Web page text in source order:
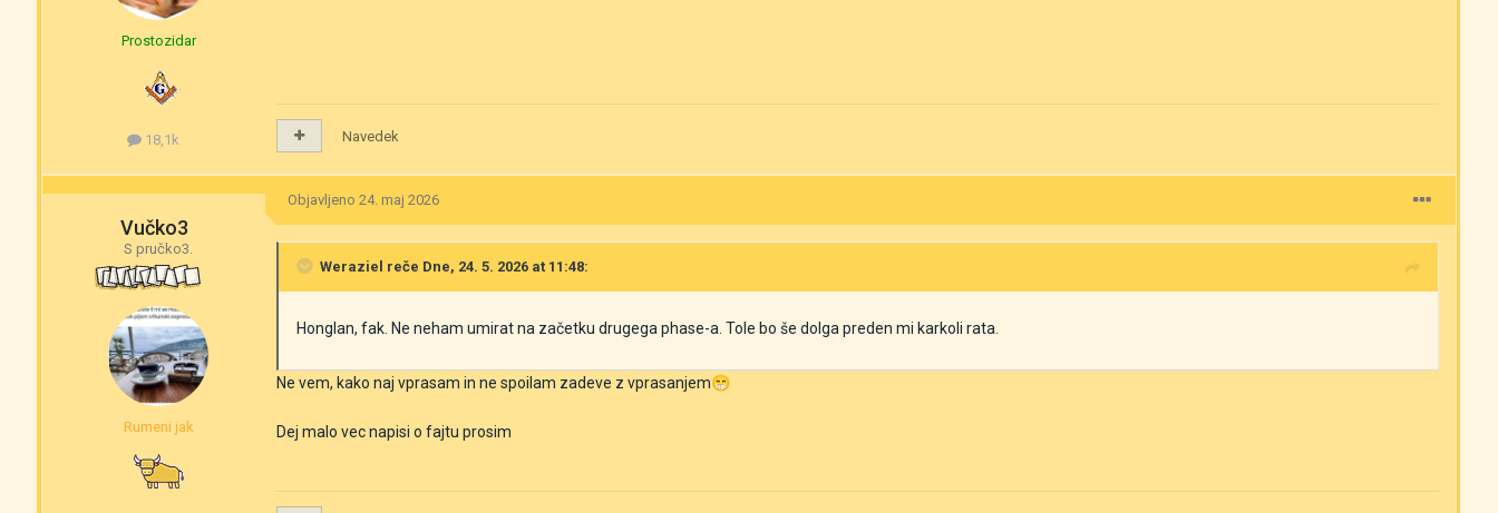
Prostozidar
18,1k Navedek
Vučko3
S pručko3.
Rumeni jak
Objavljeno24. maj 2026
Weraziel reče Dne, 24. 5. 2026 at 11:48:
Honglan, fak. Ne neham umirat na začetku drugega phase-a. Tole bo še dolga preden mi karkoli rata.
Ne vem, kako naj vprasam in ne spoilam zadeve z vprasanjem😁
Dej malo vec napisi o fajtu prosim